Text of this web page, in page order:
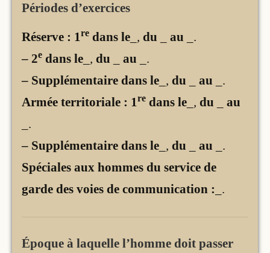
Périodes d’exercices
Réserve : 1 re dans le _, du au
.
– 2e dans le _, du au
.
– Supplémentaire dans le _, du au
.
Armée territoriale : 1 re dans le _, du
au
.
– Supplémentaire dans le _, du au
.
Spéciales aux hommes du service de
garde des voies de communication : _.
Époque à laquelle l’homme doit passer